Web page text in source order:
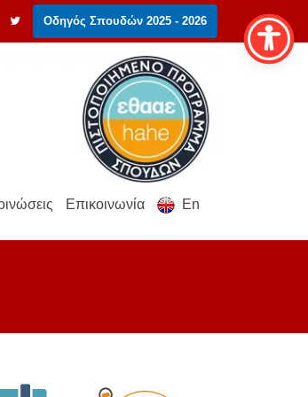
Οδηγός Σπουδών 2025 - 2026
Επικοινωνία En